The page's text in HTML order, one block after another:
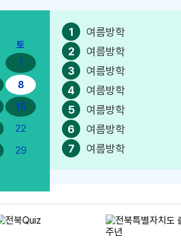
토
1
8
15
22
29
1
여름방학
2
여름방학
3
여름방학
4
여름방학
5
여름방학
6
여름방학
7
여름방학
8
여름방학
10
여름방학
여름방학